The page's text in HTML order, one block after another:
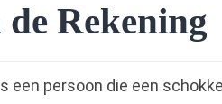
Rekening
een persoon die een